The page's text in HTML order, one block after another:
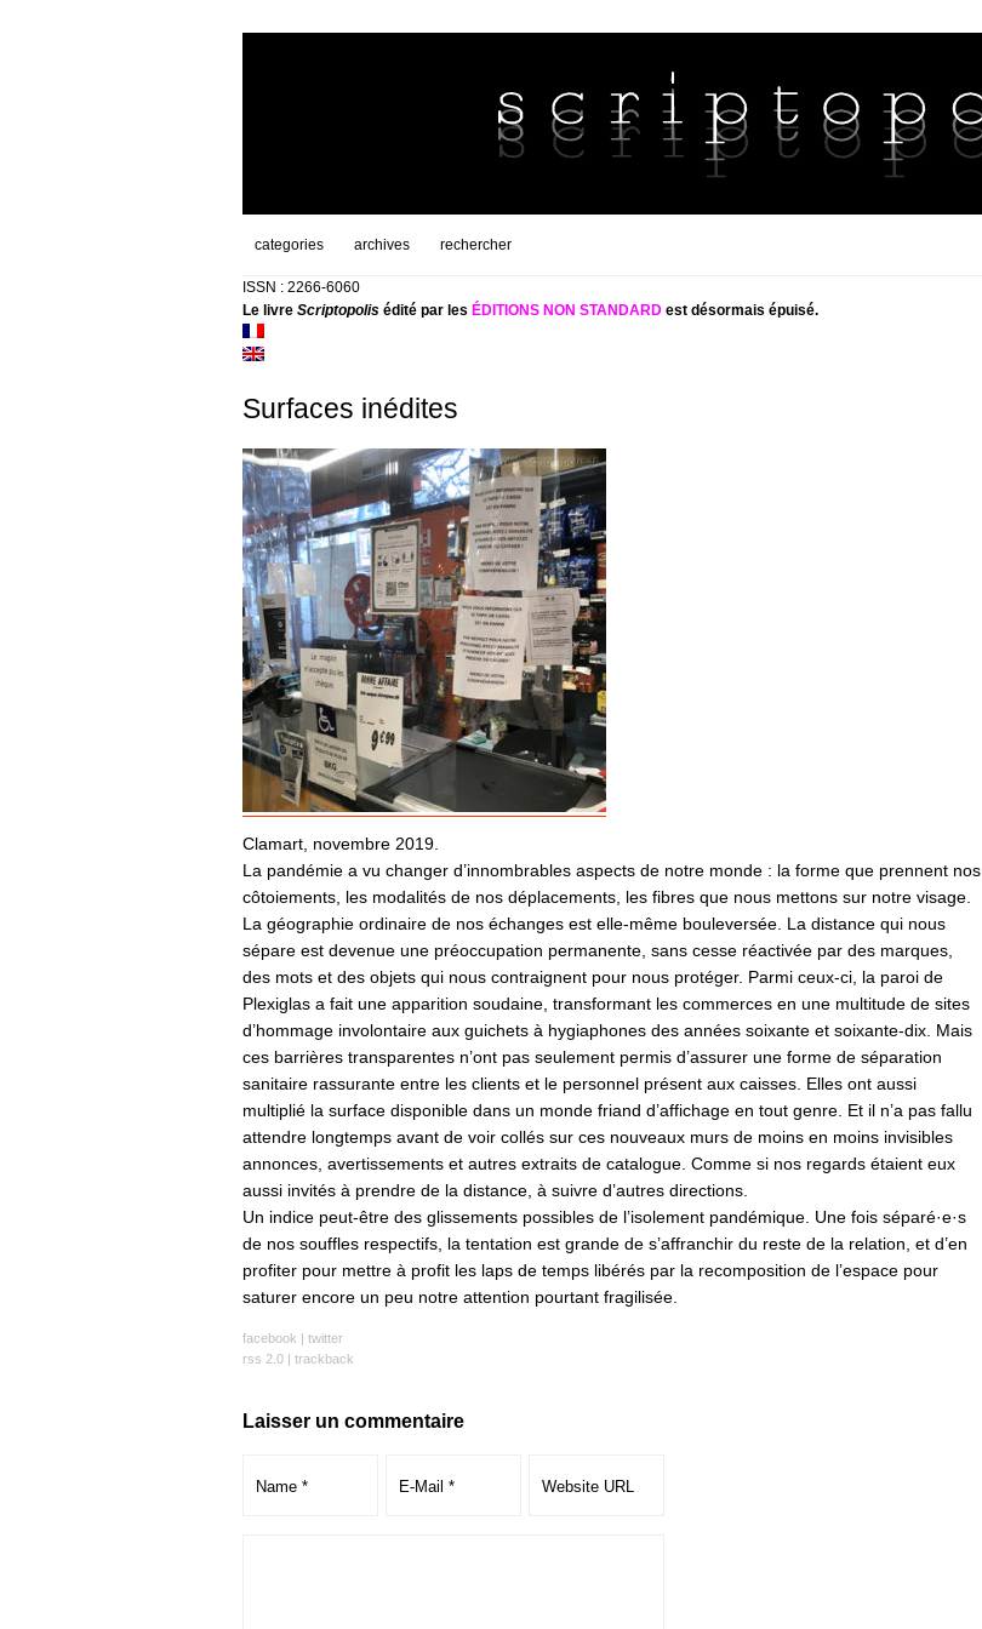
categories archives rechercher
ISSN : 2266-6060
Le livre Scriptopolisédité par les ÉDITIONS NON STANDARDest désormais épuisé.
Surfaces inédites
Clamart, novembre 2019.
La pandémie a vu changer d’innombrables aspects de notre monde : la forme que prennent nos
côtoiements, les modalités de nos déplacements, les fibres que nous mettons sur notre visage.
La géographie ordinaire de nos échanges est elle-même bouleversée. La distance qui nous
sépare est devenue une préoccupation permanente, sans cesse réactivée par des marques,
des mots et des objets qui nous contraignent pour nous protéger. Parmi ceux-ci, la paroi de
Plexiglas a fait une apparition soudaine, transformant les commerces en une multitude de sites
d’hommage involontaire aux guichets à hygiaphones des années soixante et soixante-dix. Mais
ces barrières transparentes n’ont pas seulement permis d’assurer une forme de séparation
sanitaire rassurante entre les clients et le personnel présent aux caisses. Elles ont aussi
multiplié la surface disponible dans un monde friand d’affichage en tout genre. Et il n’a pas fallu
attendre longtemps avant de voir collés sur ces nouveaux murs de moins en moins invisibles
annonces, avertissements et autres extraits de catalogue. Comme si nos regards étaient eux
aussi invités à prendre de la distance, à suivre d’autres directions.
Un indice peut-être des glissements possibles de l’isolement pandémique. Une fois séparé·e·s
de nos souffles respectifs, la tentation est grande de s’affranchir du reste de la relation, et d’en
profiter pour mettre à profit les laps de temps libérés par la recomposition de l’espace pour
saturer encore un peu notre attention pourtant fragilisée.
facebook | twitter
rss 2.0| trackback
Laisser un commentaire